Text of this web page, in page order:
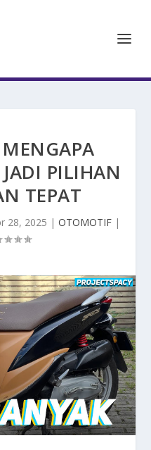
PILIHAN
TEPAT
28, 2025 | OTOMOTIF |